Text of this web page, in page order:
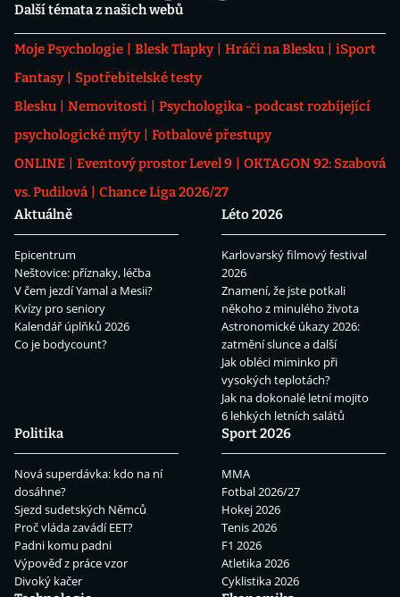
Další témata z našich webů
Moje Psychologie Blesk Tlapky Hráči na Blesku
iSport
Fantasy
Spotřebitelské testy
Blesku
Nemovitosti
Psychologika - podcast rozbíjející
psychologické mýty
Fotbalové přestupy
ONLINE
Eventový prostor Level 9
OKTAGON 92: Szabová
vs. Pudilová
Chance Liga 2026/27
Aktuálně
Epicentrum
Neštovice: příznaky, léčba
V čem jezdí Yamal a Mesii?
Kvízy pro seniory
Kalendář úplňků 2026
Co je bodycount?
Léto 2026
Karlovarský filmový festival
2026
Znamení, že jste potkali
někoho z minulého života
Astronomické úkazy 2026:
zatmění slunce a další
Jak obléci miminko při
vysokých teplotách?
Jak na dokonalé letní mojito
6 lehkých letních salátů
Politika
Nová superdávka: kdo na ní
dosáhne?
Sjezd sudetských Němců
Proč vláda zavádí EET?
Padni komu padni
Výpověď z práce vzor
Divoký kačer
Sport 2026
MMA
Fotbal 2026/27
Hokej 2026
Tenis 2026
F1 2026
Atletika 2026
Cyklistika 2026